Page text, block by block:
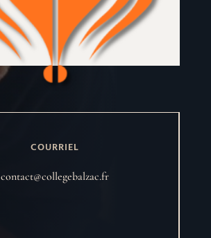
COURRIEL
contact@collegebalzac.fr